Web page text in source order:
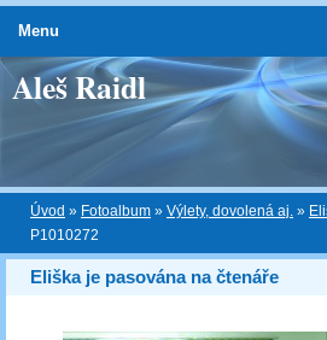
Aleš Raidl
Úvod » Fotoalbum » Výlety, dovolená aj. »
P1010272
Eliška je pasována na čtenáře
Menu